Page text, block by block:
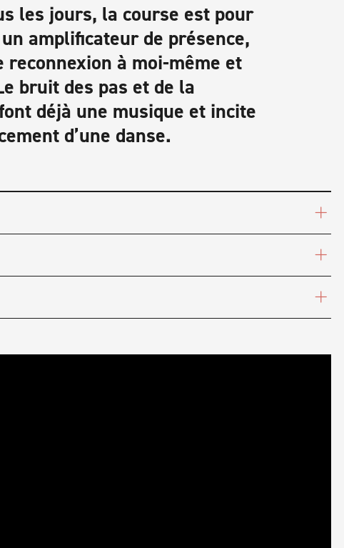
les jours, la course est pour
amplificateur de présence,
reconnexion à moi-même et
bruit des pas et de la
déjà une musique et incite
d’une danse.